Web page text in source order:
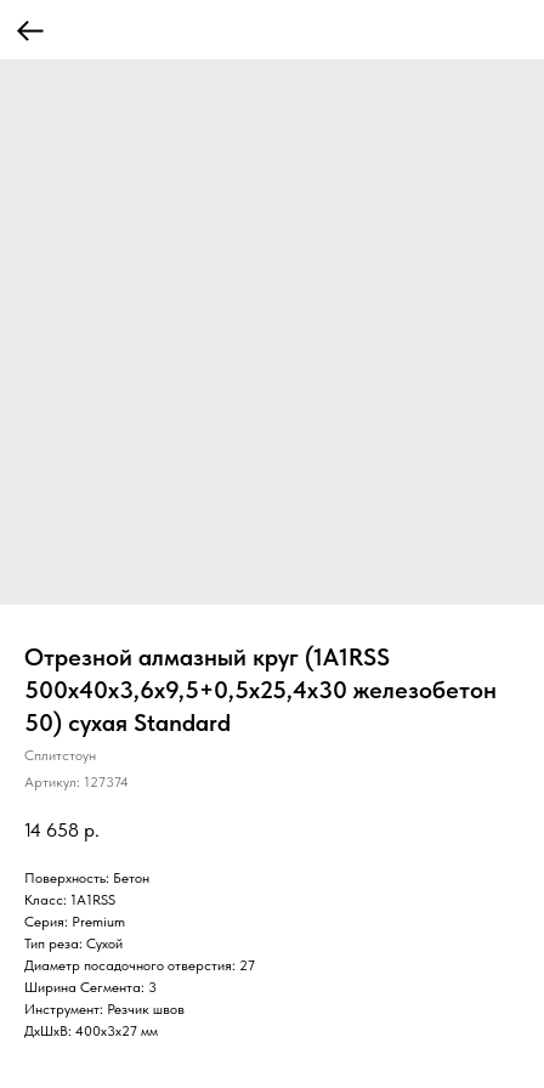
Отрезной алмазный круг (1A1RSS
500x40x3,6x9,5+0,5x25,4х30 железобетон
50) сухая Standard
Сплитстоун
Артикул: 127374
14 658 р.
Поверхность: Бетон
Класс: 1А1RSS
Серия: Premium
Тип реза: Сухой
Диаметр посадочного отверстия: 27
Ширина Сегмента: 3
Инструмент: Резчик швов
ДxШxВ: 400x3x27 мм